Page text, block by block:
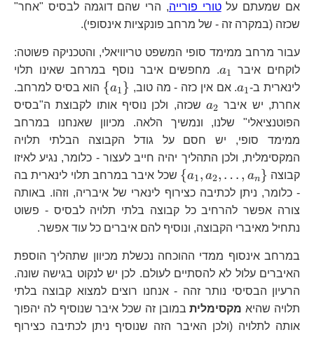
אם שמעתם עלטורי פורייה, הרי שהם דוגמה לבסיס "אחר"
שכזה (במקרה זה - של מרחב פונקציות אינסופי).
עבור מרחב ממימד סופי המשפט טריוויאלי, והטכניקה פשוטה:
לוקחים איבר
a_1 a1
. מחפשים איבר נוסף במרחב שאינו תלוי
לינארית ב-
a_1 a1 . אם אין כזה - מה טוב,
\
{a_1\}
{a1}
הוא בסיס למרחב.
אחרת, יש איבר
a_2 a2
שכזה, ולכן נוסיף אותו לקבוצת ה"בסיס
הפוטנציאלי" שלנו, ונמשיך הלאה. מכיוון שאנחנו במרחב
ממימד סופי, יש חסם על גודל הקבוצה הבלתי תלויה
המקסימלית, ולכן התהליך יהיה חייב לעצור - כלומר, נגיע לאיזו
קבוצה
\{a_1,
a_2,\dots,
a_n\}
{a1, a2, … , an}
שכל איבר במרחב תלוי לינארית בה
- כלומר, ניתן לכתיבה כצירוף לינארי של איבריה, וזהו. באותה
צורה אפשר להרחיב כל קבוצה בלתי תלויה לבסיס - פשוט
נתחיל מאיברי הקבוצה, ונוסיף להם איברים כל עוד אפשר.
במרחב אינסוף ממדי ההוכחה נכשלת מכיוון שתהליך הוספת
האיברים עלול לא להסתיים לעולם. לכן יש לנקוט בגישה שונה.
הרעיון הבסיסי נותר זהה - אנחנו רוצים למצוא קבוצה בלתי
תלויה שהיא מקסימליתבמובן זה שכל איבר שנוסיף לה יהפוך
אותה לתלויה (ולכן האיבר הזה שנוסיף ניתן לכתיבה כצירוף